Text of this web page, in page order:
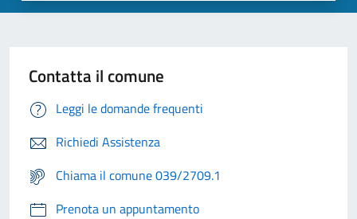
Contatta il comune
Leggi le domande frequenti
Richiedi Assistenza
Chiama il comune 039/2709.1
Prenota un appuntamento